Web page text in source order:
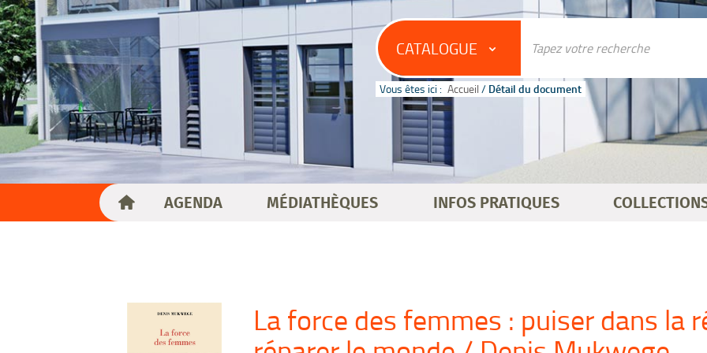
CATALOGUE
Vous êtes ici : Accueil / Détail du document
AGENDA MÉDIATHÈQUES INFOS PRATIQUES
La force des femmes : puiser dans la